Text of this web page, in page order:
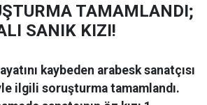
TAMAMLANDI;
SANIK KIZI!
kaybeden arabesk sanatçısı
ilgili soruşturma tamamlandı.